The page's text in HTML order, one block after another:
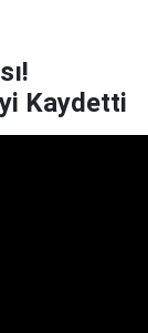
Kaydetti